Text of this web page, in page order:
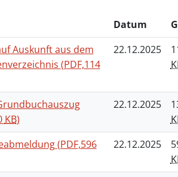
Datum
Auskunft aus dem
(PDF,114
22.12.2025
KB)
22.12.2025
(PDF,596
22.12.2025